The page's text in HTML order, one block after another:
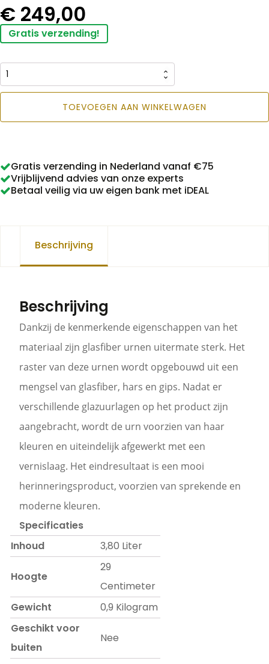
€ 249,00
Gratis verzending!
Glasfiber
urn
TOEVOEGEN AAN WINKELWAGEN
Gratis verzending in Nederland vanaf €75
Vrijblijvend advies van onze experts
Betaal veilig via uw eigen bank met iDEAL
Beschrijving
Beschrijving
Dankzij de kenmerkende eigenschappen van het
materiaal zijn glasfiber urnen uitermate sterk. Het
raster van deze urnen wordt opgebouwd uit een
mengsel van glasfiber, hars en gips. Nadat er
verschillende glazuurlagen op het product zijn
aangebracht, wordt de urn voorzien van haar
kleuren en uiteindelijk afgewerkt met een
vernislaag. Het eindresultaat is een mooi
herinneringsproduct, voorzien van sprekende en
moderne kleuren.
Specificaties
Inhoud
3,80 Liter
Hoogte
29
Centimeter
Gewicht
0,9 Kilogram
Geschikt voor
buiten
Nee